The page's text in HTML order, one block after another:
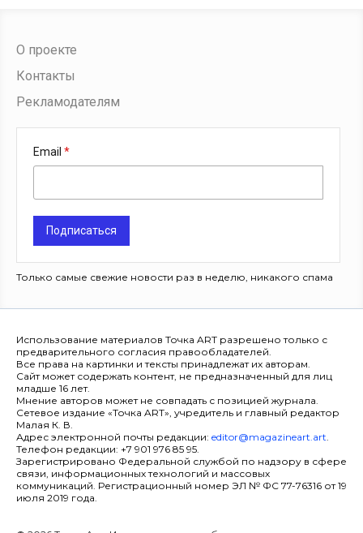
О проекте
Контакты
Рекламодателям
Email
Подписаться
Только самые свежие новости раз в неделю, никакого спама
Использование материалов Точка ART разрешено только с
предварительного согласия правообладателей.
Все права на картинки и тексты принадлежат их авторам.
Сайт может содержать контент, не предназначенный для лиц
младше 16 лет.
Мнение авторов может не совпадать с позицией журнала.
Сетевое издание «Точка ART», учредитель и главный редактор
Малая К. В.
Адрес электронной почты редакции: editor@magazineart.art.
Телефон редакции: +7 901 976 85 95.
Зарегистрировано Федеральной службой по надзору в сфере
связи, информационных технологий и массовых
коммуникаций. Регистрационный номер ЭЛ № ФС 77-76316 от 19
июля 2019 года.